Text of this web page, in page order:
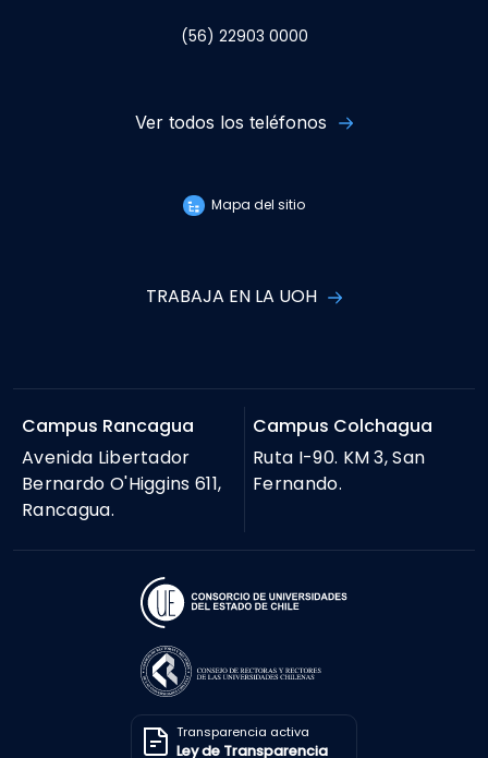
(56) 22903 0000
Ver todos los teléfonos
Mapa del sitio
TRABAJA EN LA UOH
Campus Rancagua
Avenida Libertador
Bernardo O'Higgins 611,
Rancagua.
Campus Colchagua
Ruta I-90. KM 3, San
Fernando.
Transparencia activa
Ley de Transparencia